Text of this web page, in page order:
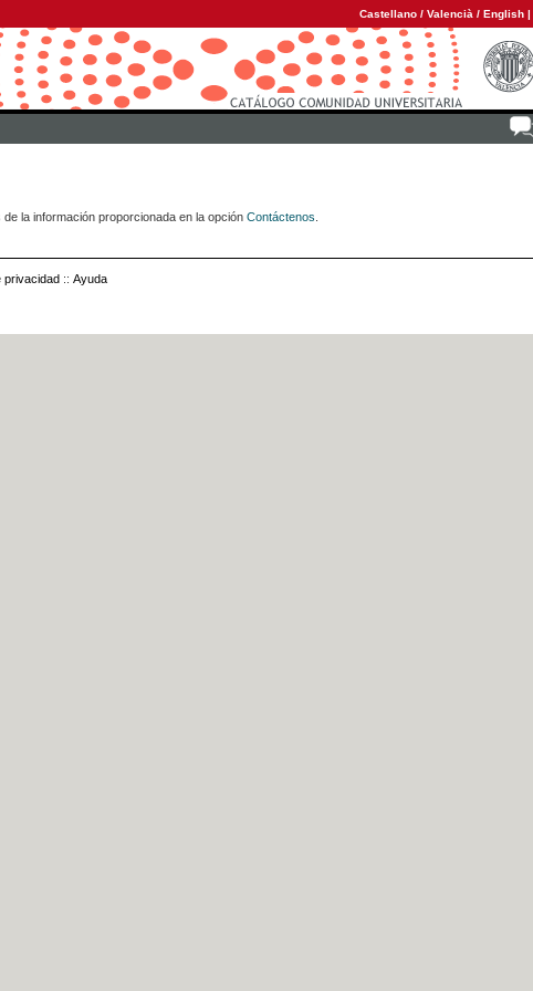
Castellano / Valencià / English |
la información proporcionada en la opción Contáctenos
privacidad :: Ayuda